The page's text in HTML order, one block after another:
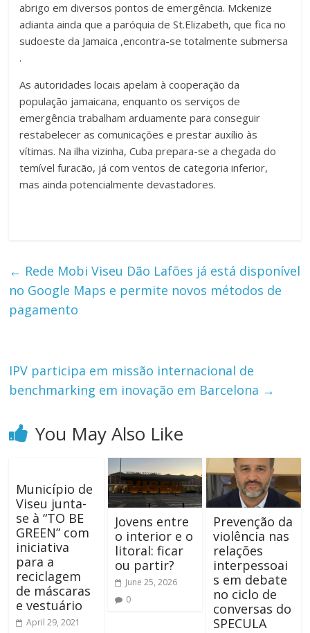
abrigo em diversos pontos de emergência. Mckenize
adianta ainda que a paróquia de St.Elizabeth, que fica no
sudoeste da Jamaica ,encontra-se totalmente submersa
.
As autoridades locais apelam à cooperação da
população jamaicana, enquanto os serviços de
emergência trabalham arduamente para conseguir
restabelecer as comunicações e prestar auxílio às
vítimas. Na ilha vizinha, Cuba prepara-se a chegada do
temível furacão, já com ventos de categoria inferior,
mas ainda potencialmente devastadores.
← Rede Mobi Viseu Dão Lafões já está disponível
no Google Maps e permite novos métodos de
pagamento
IPV participa em missão internacional de
benchmarking em inovação em Barcelona →
You May Also Like
Município de
Viseu junta-
se à “TO BE
GREEN” com
iniciativa
para a
reciclagem
de máscaras
e vestuário
April 29, 2021
Jovens entre
o interior e o
litoral: ficar
ou partir?
June 25, 2026
0
Prevenção da
violência nas
relações
interpessoai
s em debate
no ciclo de
conversas do
SPECULA